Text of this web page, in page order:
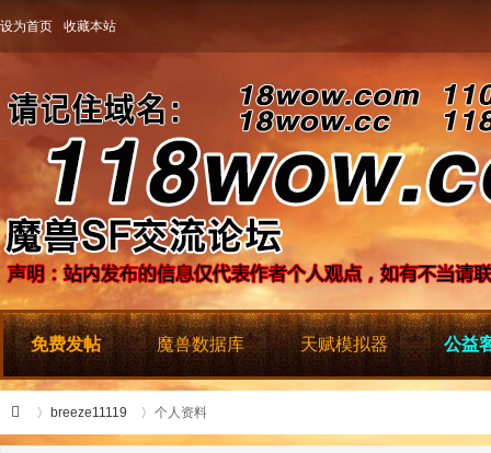
设为首页 收藏本站
免费发帖 魔兽数据库 天赋模拟器 公益
breeze11119 个人资料